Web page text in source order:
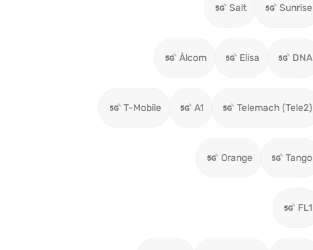
Sunrise
Salt
DNA
Elisa
Ålcom
Telemach (Tele2)
A1
T-Mobile
Tango
Orange
FL1